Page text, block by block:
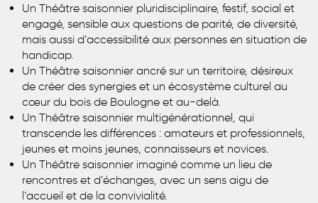
Un Théâtre saisonnier pluridisciplinaire, festif, social et
engagé, sensible aux questions de parité, de diversité,
mais aussi d’accessibilité aux personnes en situation de
handicap.
Un Théâtre saisonnier ancré sur un territoire, désireux
de créer des synergies et un écosystème culturel au
cœur du bois de Boulogne et au-delà.
Un Théâtre saisonnier multigénérationnel, qui
transcende les différences : amateurs et professionnels,
jeunes et moins jeunes, connaisseurs et novices.
Un Théâtre saisonnier imaginé comme un lieu de
rencontres et d’échanges, avec un sens aigu de
l’accueil et de la convivialité.